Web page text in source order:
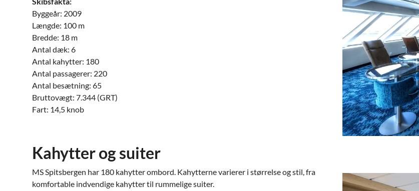
Byggeår: 2009
Længde: 100 m
Bredde: 18 m
Antal dæk: 6
Antal kahytter: 180
Antal passagerer: 220
Antal besætning: 65
Bruttovægt: 7.344 (GRT)
Fart: 14,5 knob
Kahytter og suiter
MS Spitsbergen har 180 kahytter ombord. Kahytterne varierer i størrelse og stil, fra
komfortable indvendige kahytter til rummelige suiter.